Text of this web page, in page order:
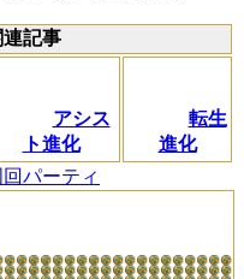
連記事
アシス
ト進化
転生
進化
パーティ